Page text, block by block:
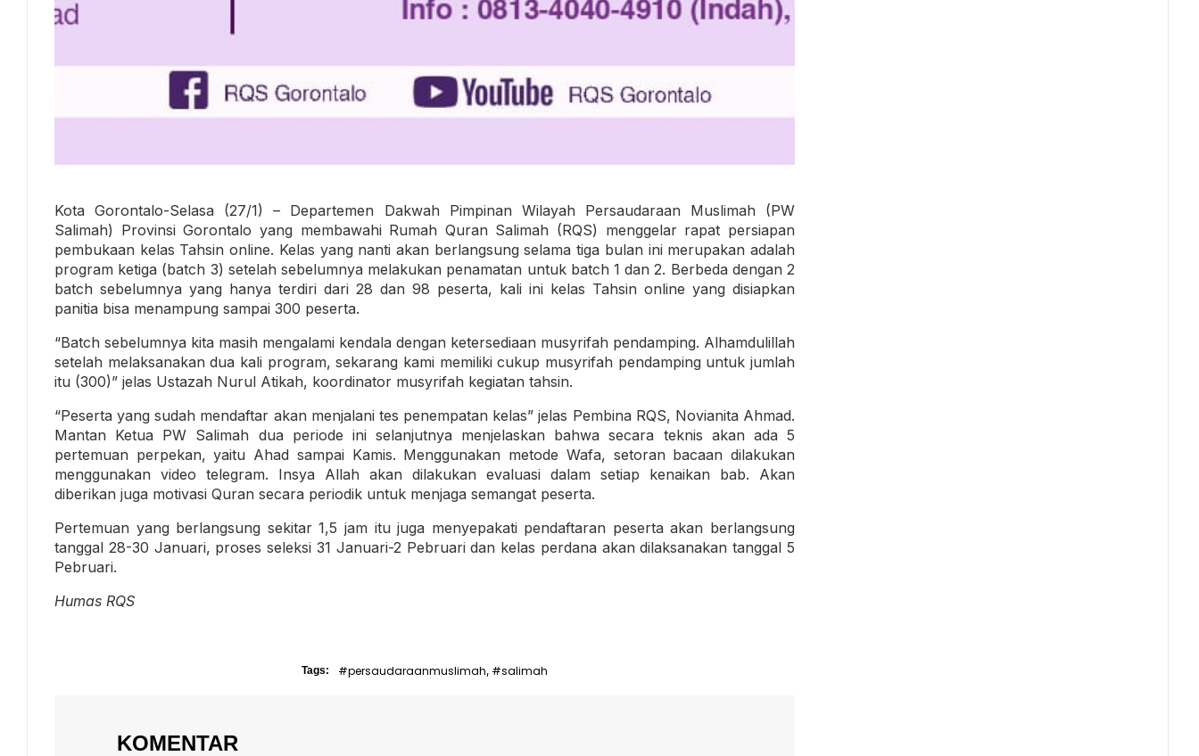
Kota Gorontalo-Selasa (27/1) – Departemen Dakwah Pimpinan Wilayah Persaudaraan Muslimah (PW
Salimah) Provinsi Gorontalo yang membawahi Rumah Quran Salimah (RQS) menggelar rapat persiapan
pembukaan kelas Tahsin online. Kelas yang nanti akan berlangsung selama tiga bulan ini merupakan adalah
program ketiga (batch 3) setelah sebelumnya melakukan penamatan untuk batch 1 dan 2. Berbeda dengan 2
batch sebelumnya yang hanya terdiri dari 28 dan 98 peserta, kali ini kelas Tahsin online yang disiapkan
panitia bisa menampung sampai 300 peserta.
“Batch sebelumnya kita masih mengalami kendala dengan ketersediaan musyrifah pendamping. Alhamdulillah
setelah melaksanakan dua kali program, sekarang kami memiliki cukup musyrifah pendamping untuk jumlah
itu (300)” jelas Ustazah Nurul Atikah, koordinator musyrifah kegiatan tahsin.
“Peserta yang sudah mendaftar akan menjalani tes penempatan kelas” jelas Pembina RQS, Novianita Ahmad.
Mantan Ketua PW Salimah dua periode ini selanjutnya menjelaskan bahwa secara teknis akan ada 5
pertemuan perpekan, yaitu Ahad sampai Kamis. Menggunakan metode Wafa, setoran bacaan dilakukan
menggunakan video telegram. Insya Allah akan dilakukan evaluasi dalam setiap kenaikan bab. Akan
diberikan juga motivasi Quran secara periodik untuk menjaga semangat peserta.
Pertemuan yang berlangsung sekitar 1,5 jam itu juga menyepakati pendaftaran peserta akan berlangsung
tanggal 28-30 Januari, proses seleksi 31 Januari-2 Pebruari dan kelas perdana akan dilaksanakan tanggal 5
Pebruari.
Humas RQS
Tags: #persaudaraanmuslimah, #salimah
KOMENTAR